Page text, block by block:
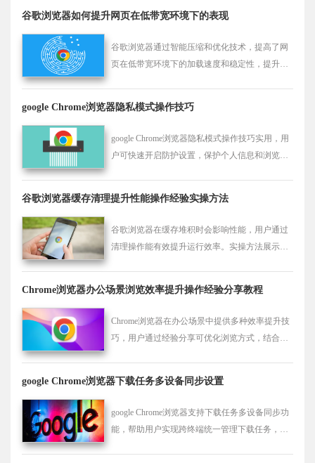
谷歌浏览器如何提升网页在低带宽环境下的表现
谷歌浏览器通过智能压缩和优化技术，提高了网
页在低带宽环境下的加载速度和稳定性，提升了
google Chrome浏览器隐私模式操作技巧
google Chrome浏览器隐私模式操作技巧实用，用
户可快速开启防护设置，保护个人信息和浏览数
谷歌浏览器缓存清理提升性能操作经验实操方法
谷歌浏览器在缓存堆积时会影响性能，用户通过
清理操作能有效提升运行效率。实操方法展示了
Chrome浏览器办公场景浏览效率提升操作经验分享教程
Chrome浏览器在办公场景中提供多种效率提升技
巧，用户通过经验分享可优化浏览方式，结合操
google Chrome浏览器下载任务多设备同步设置
google Chrome浏览器支持下载任务多设备同步功
能，帮助用户实现跨终端统一管理下载任务，方